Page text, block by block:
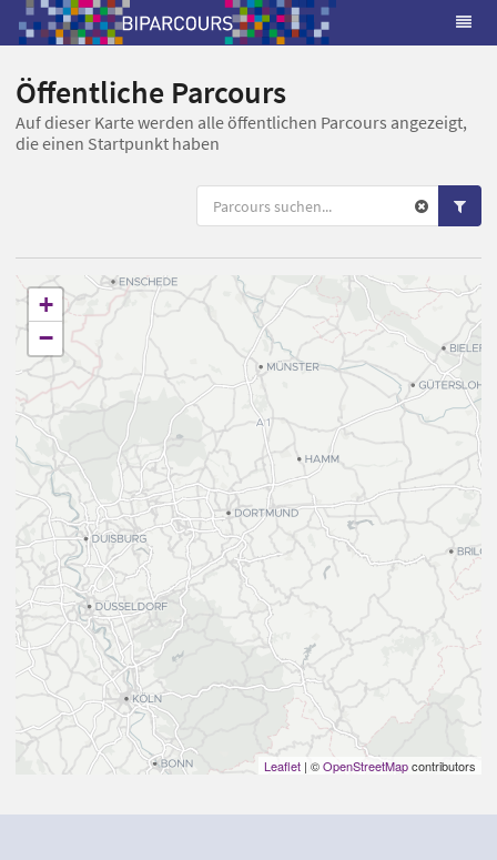
Öffentliche Parcours
Auf dieser Karte werden alle öffentlichen Parcours angezeigt,
die einen Startpunkt haben
+
−
Leaflet | ©OpenStreetMapcontributors